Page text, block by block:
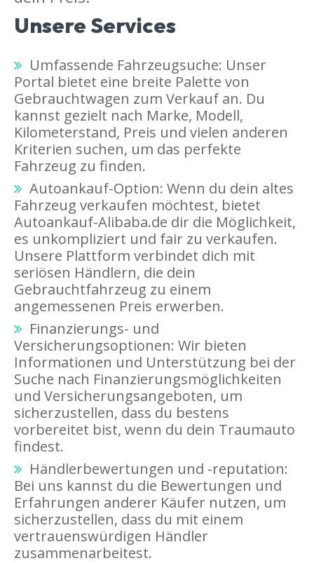
Unsere Services
Umfassende Fahrzeugsuche: Unser
Portal bietet eine breite Palette von
Gebrauchtwagen zum Verkauf an. Du
kannst gezielt nach Marke, Modell,
Kilometerstand, Preis und vielen anderen
Kriterien suchen, um das perfekte
Fahrzeug zu finden.
Autoankauf-Option: Wenn du dein altes
Fahrzeug verkaufen möchtest, bietet
Autoankauf-Alibaba.de dir die Möglichkeit,
es unkompliziert und fair zu verkaufen.
Unsere Plattform verbindet dich mit
seriösen Händlern, die dein
Gebrauchtfahrzeug zu einem
angemessenen Preis erwerben.
Finanzierungs- und
Versicherungsoptionen: Wir bieten
Informationen und Unterstützung bei der
Suche nach Finanzierungsmöglichkeiten
und Versicherungsangeboten, um
sicherzustellen, dass du bestens
vorbereitet bist, wenn du dein Traumauto
findest.
Händlerbewertungen und -reputation:
Bei uns kannst du die Bewertungen und
Erfahrungen anderer Käufer nutzen, um
sicherzustellen, dass du mit einem
vertrauenswürdigen Händler
zusammenarbeitest.